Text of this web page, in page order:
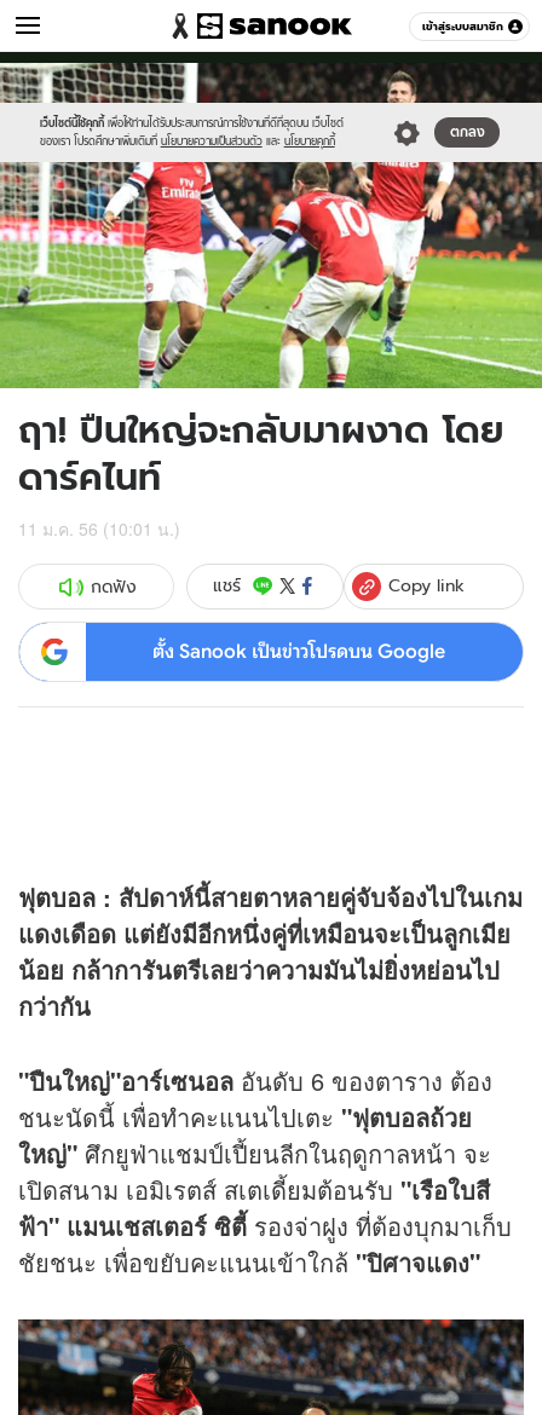
เข้าสู่ระบบสมาชิก
กีฬา หมวดอื่นๆ
เว็บไซต์นี้ใช้คุกกี้ เพื่อให้ท่านได้รับประสบการณ์การใช้งานที่ดีที่สุดบน เว็บไซต์
ของเรา โปรดศึกษาเพิ่มเติมที่ นโยบายความเป็นส่วนตัว และ นโยบายคุกกี้
ตกลง
Sanook
//s.isanook.com/sr/0/images/logo-
new-
sanook.png
600
60
//s.isanook.com/sp/0/ud/1/6659/walcotttt.jpg
ฤา! ปืนใหญ่จะกลับมาผงาด โดย
ดาร์คไนท์
11 ม.ค. 56 (10:01 น.)
กดฟัง แชร์ Copy link
ตั้ง Sanook เป็นข่าวโปรดบน Google
ฟุตบอล : สัปดาห์นี้สายตาหลายคู่จับจ้องไปในเกม
แดงเดือด แต่ยังมีอีกหนึ่งคู่ที่เหมือนจะเป็นลูกเมีย
น้อย กล้าการันตรีเลยว่าความมันไม่ยิ่งหย่อนไป
กว่ากัน
"ปืนใหญ่"อาร์เซนอล อันดับ 6 ของตาราง ต้อง
ชนะนัดนี้ เพื่อทำคะแนนไปเตะ "ฟุตบอลถ้วย
ใหญ่" ศึกยูฟ่าแชมป์เปี้ยนลีกในฤดูกาลหน้า จะ
เปิดสนาม เอมิเรตส์ สเตเดี้ยมต้อนรับ "เรือใบสี
ฟ้า" แมนเชสเตอร์ ซิตี้ รองจ่าฝูง ที่ต้องบุกมาเก็บ
ชัยชนะ เพื่อขยับคะแนนเข้าใกล้ "ปิศาจแดง"